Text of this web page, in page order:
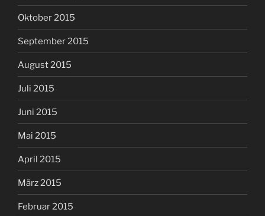
Oktober 2015
September 2015
August 2015
Juli 2015
Juni 2015
Mai 2015
April 2015
März 2015
Februar 2015